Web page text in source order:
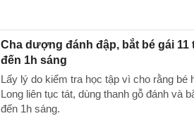
Cha dượng đánh đập, bắt bé gái
đến 1h sáng
Lấy lý do kiểm tra học tập vì cho rằng
Long liên tục tát, dùng thanh gỗ đánh và
đến 1h sáng.